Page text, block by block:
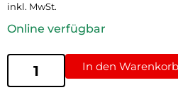
inkl. MwSt.
Online verfügbar
In den Warenkorb